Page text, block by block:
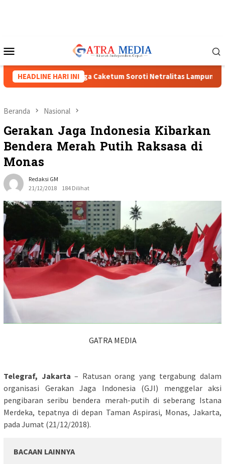
Mobile
HEADLINE HARI INI
Menguat, Tiga Caketum Soroti Netralitas Lampung dan Dugaan
Beranda Nasional
Gerakan Jaga Indonesia Kibarkan
Bendera Merah Putih Raksasa di
Monas
Redaksi GM
21/12/2018
184 Dilihat
GATRA MEDIA
Telegraf, Jakarta – Ratusan orang yang tergabung dalam
organisasi Gerakan Jaga Indonesia (GJI) menggelar aksi
pengibaran seribu bendera merah-putih di seberang Istana
Merdeka, tepatnya di depan Taman Aspirasi, Monas, Jakarta,
pada Jumat (21/12/2018).
BACAAN LAINNYA